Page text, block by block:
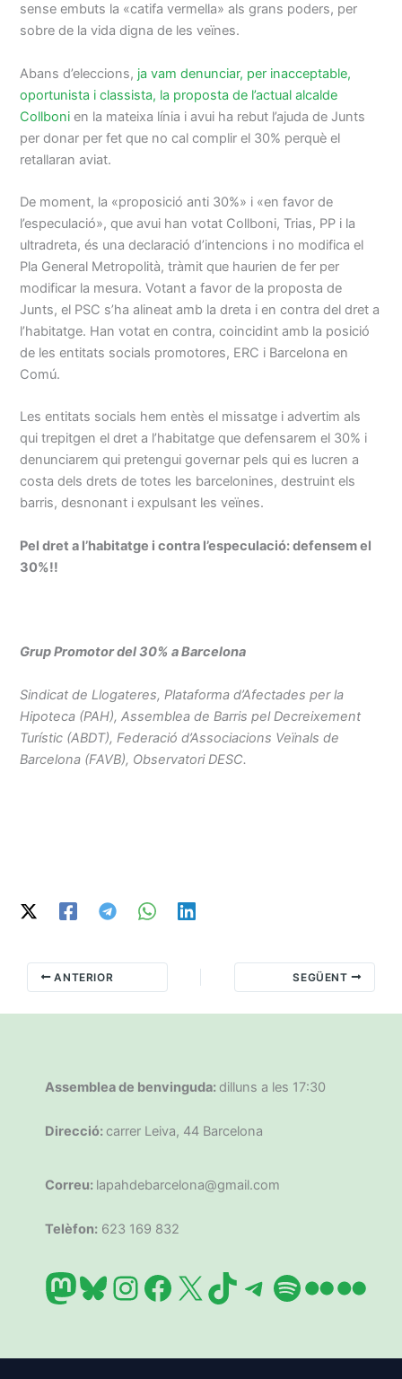
sense embuts la «catifa vermella» als grans poders, per
sobre de la vida digna de les veïnes.
Abans d’eleccions, ja vam denunciar, per inacceptable,
oportunista i classista, la proposta de l’actual alcalde
Collboni en la mateixa línia i avui ha rebut l’ajuda de Junts
per donar per fet que no cal complir el 30% perquè el
retallaran aviat.
De moment, la «proposició anti 30%» i «en favor de
l’especulació», que avui han votat Collboni, Trias, PP i la
ultradreta, és una declaració d’intencions i no modifica el
Pla General Metropolità, tràmit que haurien de fer per
modificar la mesura. Votant a favor de la proposta de
Junts, el PSC s’ha alineat amb la dreta i en contra del dret a
l’habitatge. Han votat en contra, coincidint amb la posició
de les entitats socials promotores, ERC i Barcelona en
Comú.
Les entitats socials hem entès el missatge i advertim als
qui trepitgen el dret a l’habitatge que defensarem el 30% i
denunciarem qui pretengui governar pels qui es lucren a
costa dels drets de totes les barcelonines, destruint els
barris, desnonant i expulsant les veïnes.
Pel dret a l’habitatge i contra l’especulació: defensem el
30%!!
Grup Promotor del 30% a Barcelona
Sindicat de Llogateres, Plataforma d’Afectades per la
Hipoteca (PAH), Assemblea de Barris pel Decreixement
Turístic (ABDT), Federació d’Associacions Veïnals de
Barcelona (FAVB), Observatori DESC.
ANTERIOR SEGÜENT
Assemblea de benvinguda: dilluns a les 17:30
Direcció: carrer Leiva, 44 Barcelona
Correu: lapahdebarcelona@gmail.com
Telèfon: 623 169 832
Mastodon
Bluesky
Instagram
Facebook
X TikTok
Telegram
Spotify
Flickr